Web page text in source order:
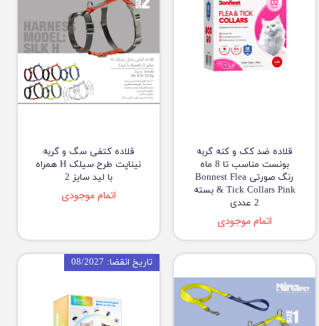
قلاده ضد کک و کنه گربه
بونست مناسب تا 8 ماه
رنگ صورتی Bonnest Flea
& Tick Collars Pink بسته
2 عددی
اتمام موجودی
قلاده کتفی سگ و گربه
نیناپت طرح سیلک H همراه
با لید سایز 2
اتمام موجودی
تاریخ انقضا: 08/2027